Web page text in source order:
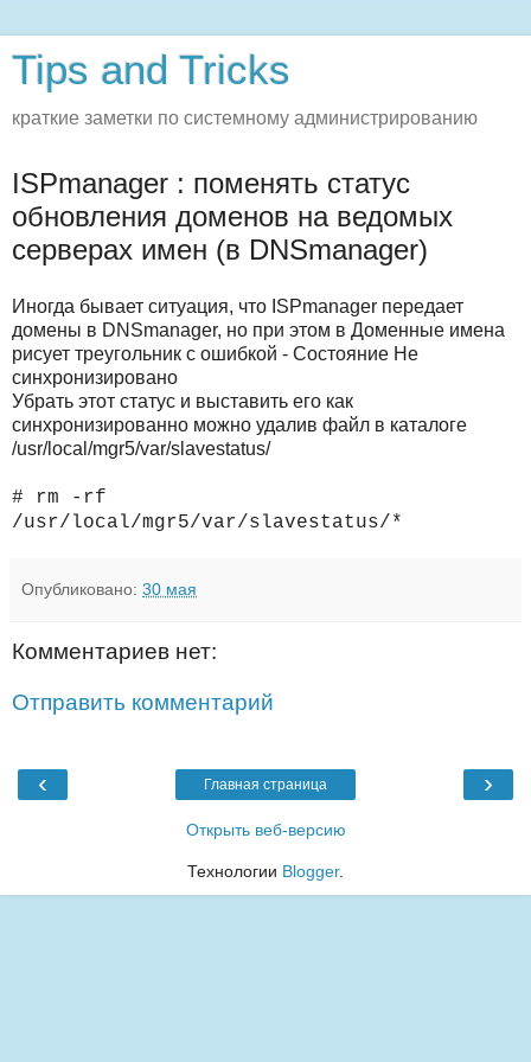
Tips and Tricks
краткие заметки по системному администрированию
ISPmanager : поменять статус
обновления доменов на ведомых
серверах имен (в DNSmanager)
Иногда бывает ситуация, что ISPmanager передает
домены в DNSmanager, но при этом в Доменные имена
рисует треугольник с ошибкой - Состояние Не
синхронизировано
Убрать этот статус и выставить его как
синхронизированно можно удалив файл в каталоге
/usr/local/mgr5/var/slavestatus/
# rm -rf
/usr/local/mgr5/var/slavestatus/*
Опубликовано: 30 мая
Комментариев нет:
Отправить комментарий
‹ ›
Главная страница
Открыть веб-версию
Технологии Blogger.